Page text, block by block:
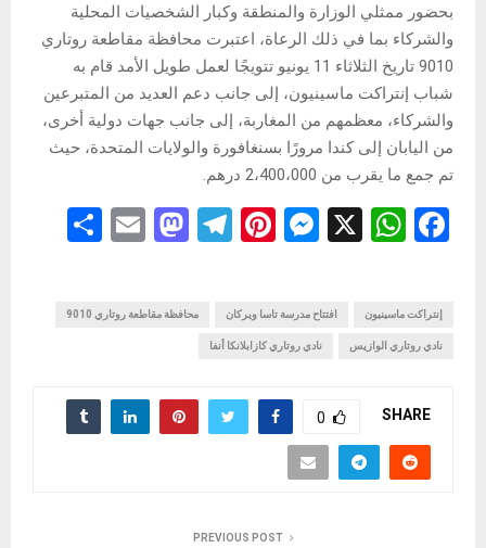
بحضور ممثلي الوزارة والمنطقة وكبار الشخصيات المحلية
والشركاء بما في ذلك الرعاة، اعتبرت محافظة مقاطعة روتاري
9010 تاريخ الثلاثاء 11 يونيو تتويجًا لعمل طويل الأمد قام به
شباب إنتراكت ماسينيون، إلى جانب دعم العديد من المتبرعين
والشركاء، معظمهم من المغاربة، إلى جانب جهات دولية أخرى،
من اليابان إلى كندا مرورًا بسنغافورة والولايات المتحدة، حيث
تم جمع ما يقرب من 2،400،000 درهم.
F
b
o
o
k
W
s
A
X
M
n
g
er
Pi
es
t
T
gr
m
M
o
o
n
E
إنتراكت ماسينيون افتتاح مدرسة تاسا ويركان محافظة مقاطعة روتاري 9010
نادي روتاري الوازيس نادي روتاري كازابلانكا أنفا
SHARE
0
PREVIOUS POST